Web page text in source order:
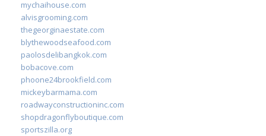
mychaihouse.com
alvisgrooming.com
thegeorginaestate.com
blythewoodseafood.com
paolosdelibangkok.com
bobacove.com
phoone24brookfield.com
mickeybarmama.com
roadwayconstructioninc.com
shopdragonflyboutique.com
sportszilla.org